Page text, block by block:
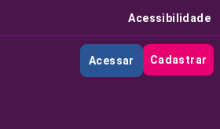
Acessibilidade
Acessar Cadastrar